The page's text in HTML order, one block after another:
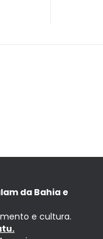
da Bahia e
e cultura.